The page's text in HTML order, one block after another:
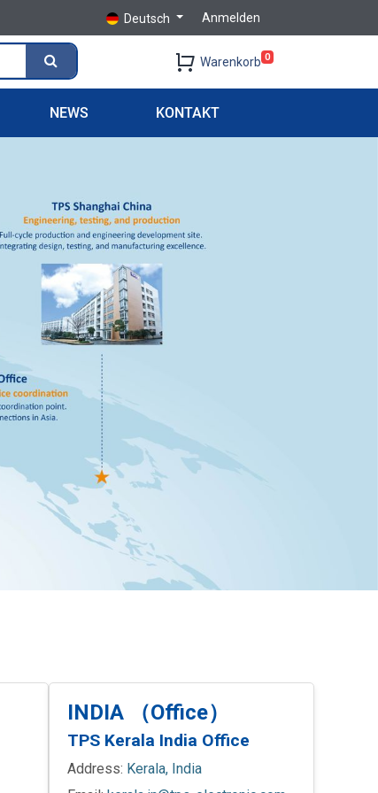
Deutsch Anmelden
Warenkorb 0
NEWS KONTAKT
INDIA （Office）
TPS Kerala India Office
Address: Kerala, India